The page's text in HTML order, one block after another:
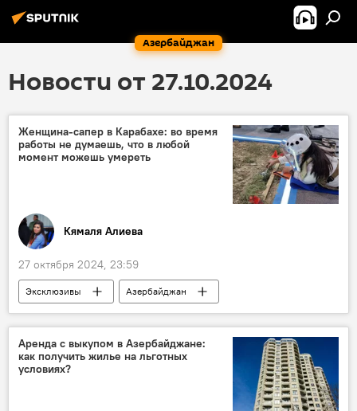
Азербайджан
Новости от 27.10.2024
Женщина-сапер в Карабахе: во время
работы не думаешь, что в любой
момент можешь умереть
Кямаля Алиева
27 октября 2024, 23:59
Эксклюзивы
Азербайджан
Карабах
Национальное агентство по очистке от мин территорий АР (ANAMA)
Разминирование
Саперы
Аренда с выкупом в Азербайджане:
как получить жилье на льготных
условиях?